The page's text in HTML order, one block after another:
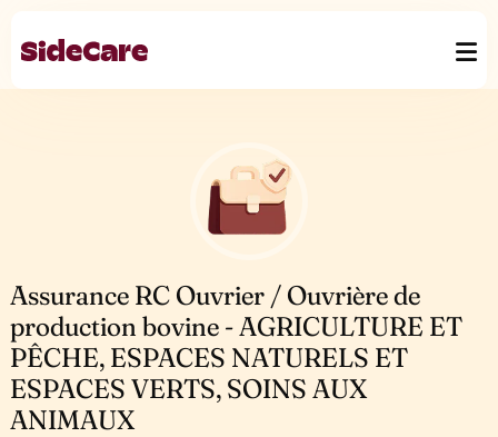
Assurance RC Ouvrier / Ouvrière de
production bovine - AGRICULTURE ET
PÊCHE, ESPACES NATURELS ET
ESPACES VERTS, SOINS AUX
ANIMAUX